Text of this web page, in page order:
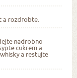
a rozdrobte.
nadrobno
cukrem a
a restujte